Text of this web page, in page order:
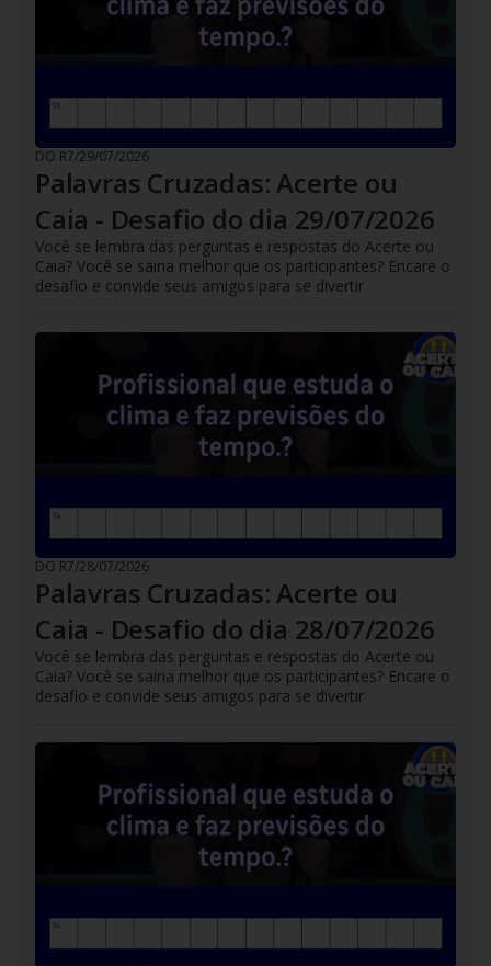
DO R7/29/07/2026
Palavras Cruzadas: Acerte ou
Caia - Desafio do dia 29/07/2026
Você se lembra das perguntas e respostas do Acerte ou
Caia? Você se sairia melhor que os participantes? Encare o
desafio e convide seus amigos para se divertir
DO R7/28/07/2026
Palavras Cruzadas: Acerte ou
Caia - Desafio do dia 28/07/2026
Você se lembra das perguntas e respostas do Acerte ou
Caia? Você se sairia melhor que os participantes? Encare o
desafio e convide seus amigos para se divertir